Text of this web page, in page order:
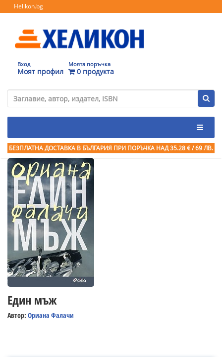
Helikon.bg
Вход
Моят профил
Моята поръчка
0 продукта
БЕЗПЛАТНА ДОСТАВКА В БЪЛГАРИЯ ПРИ ПОРЪЧКА НАД 35.28 € / 69 ЛВ.
Един мъж
Автор: Ориана Фалачи